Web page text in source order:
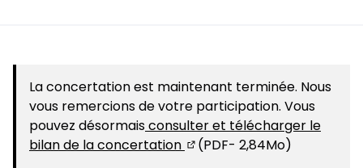
La concertation est maintenant terminée. Nous
vous remercions de votre participation. Vous
pouvez désormaisconsulter et télécharger le
bilan de la concertation
(S'ouvre dans un nouvel
(PDF- 2,84Mo)